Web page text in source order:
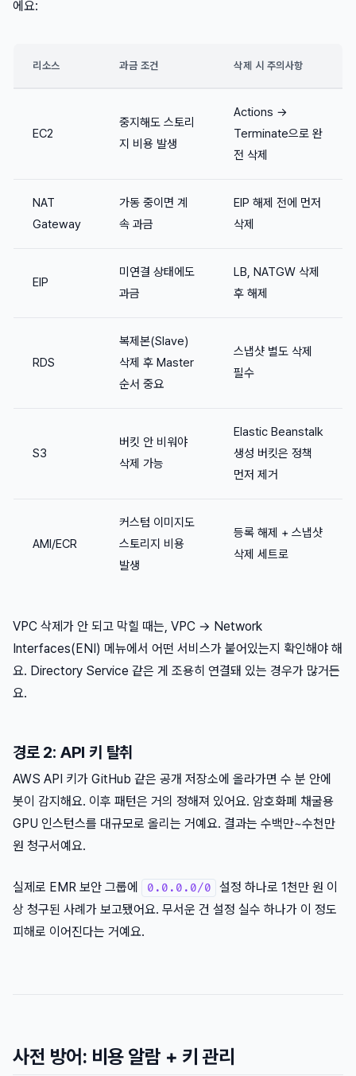
에요:
리소스 과금 조건 삭제 시 주의사항
EC2
중지해도 스토리
지 비용 발생
Actions →
Terminate으로 완
전 삭제
NAT
Gateway
가동 중이면 계
속 과금
EIP 해제 전에 먼저
삭제
EIP
미연결 상태에도
과금
LB, NATGW 삭제
후 해제
RDS
복제본(Slave)
삭제 후 Master
순서 중요
스냅샷 별도 삭제
필수
S3
버킷 안 비워야
삭제 가능
Elastic Beanstalk
생성 버킷은 정책
먼저 제거
AMI/ECR
커스텀 이미지도
스토리지 비용
발생
등록 해제 + 스냅샷
삭제 세트로
VPC 삭제가 안 되고 막힐 때는, VPC → Network
Interfaces(ENI) 메뉴에서 어떤 서비스가 붙어있는지 확인해야 해
요. Directory Service 같은 게 조용히 연결돼 있는 경우가 많거든
요.
경로 2: API 키 탈취
AWS API 키가 GitHub 같은 공개 저장소에 올라가면 수 분 안에
봇이 감지해요. 이후 패턴은 거의 정해져 있어요. 암호화폐 채굴용
GPU 인스턴스를 대규모로 올리는 거예요. 결과는 수백만~수천만
원 청구서예요.
실제로 EMR 보안 그룹에 0.0.0.0/0
설정 하나로 1천만 원 이
상 청구된 사례가 보고됐어요. 무서운 건 설정 실수 하나가 이 정도
피해로 이어진다는 거예요.
사전 방어: 비용 알람 + 키 관리